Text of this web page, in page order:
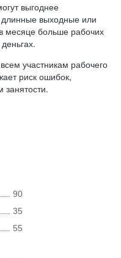
выгоднее
длинные выходные или
месяце больше рабочих
участникам рабочего
риск ошибок,
занятости.
90
35
55